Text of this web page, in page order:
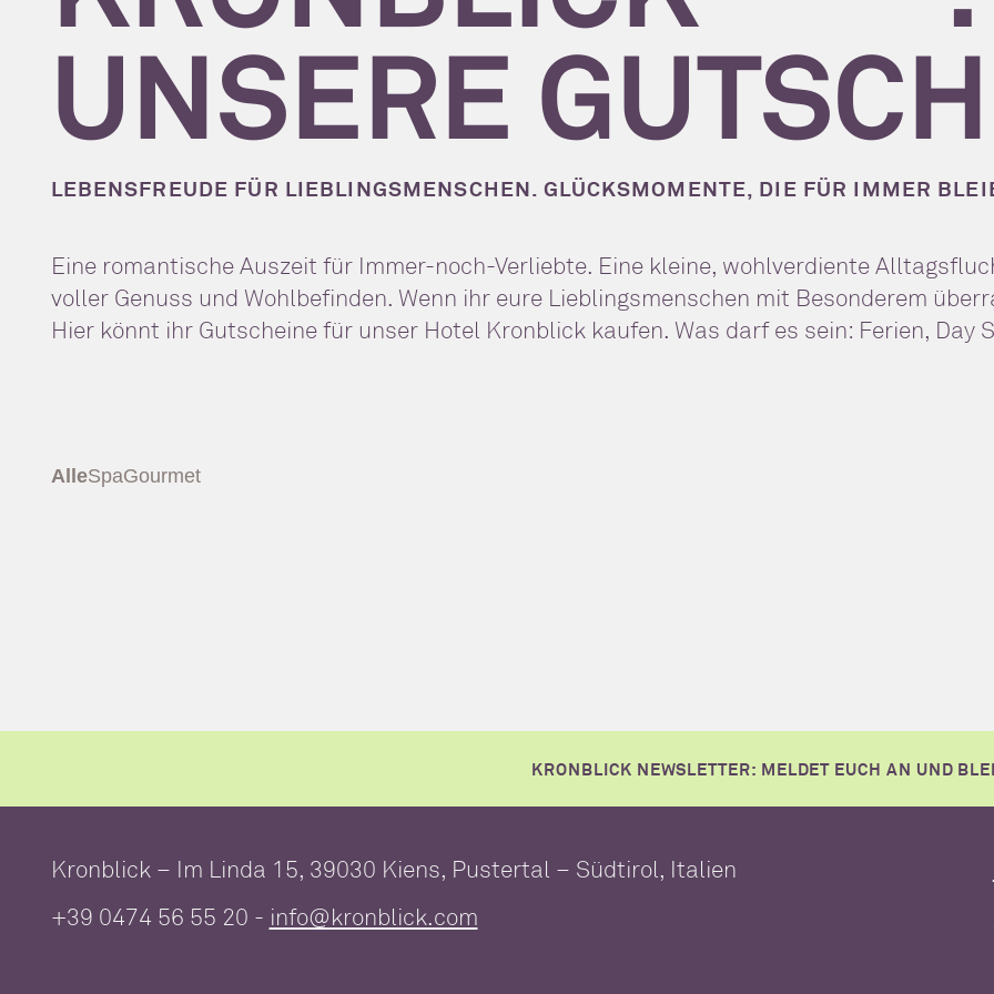
Massagen &
UNSERE
LEBENSFREUDE FÜR LIEBLINGSMENSCHEN. GLÜCKSMOMENTE, DIE FÜR IMMER
Eine romantische Auszeit für Immer-noch-Verliebte. Eine kleine, wohlverdiente
voller Genuss und Wohlbefinden. Wenn ihr eure Lieblingsmenschen mit Besonderem
Hier könnt ihr Gutscheine für unser Hotel Kronblick kaufen. Was darf es sein: Ferien, Day
KRONBLICK NEWSLETTER: MELDET EUCH AN UND
Kronblick – Im Linda 15, 39030 Kiens, Pustertal – Südtirol, Italien
+39 0474 56 55 20 - info@kronblick.com